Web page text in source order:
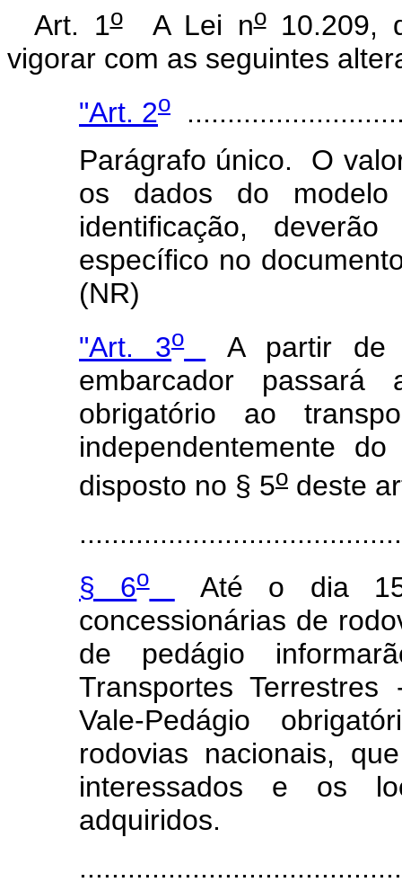
Art. 1oA Lei no10.209,
vigorar com as seguintes
"Art. 2o
Parágrafo único. O
os dados do modelo
identificação,
específico no
(NR)
"Art. 3o
A partir de
embarcador passará
obrigatório ao
independentemente
disposto no § 5o deste
§ 6o
Até o dia
concessionárias de
de pedágio
Transportes
Vale-Pedágio
rodovias nacionais,
interessados e os
adquiridos.